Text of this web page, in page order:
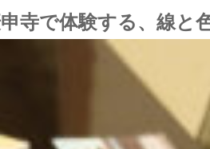
寺で体験する、線と